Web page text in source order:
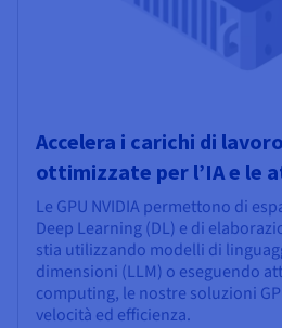
Accelera i carichi di
ottimizzate per l’IA e le
Le GPU NVIDIA permettono di
Deep Learning (DL) e di
stia utilizzando modelli di
dimensioni (LLM) o eseguendo
computing, le nostre soluzioni
velocità ed efficienza.